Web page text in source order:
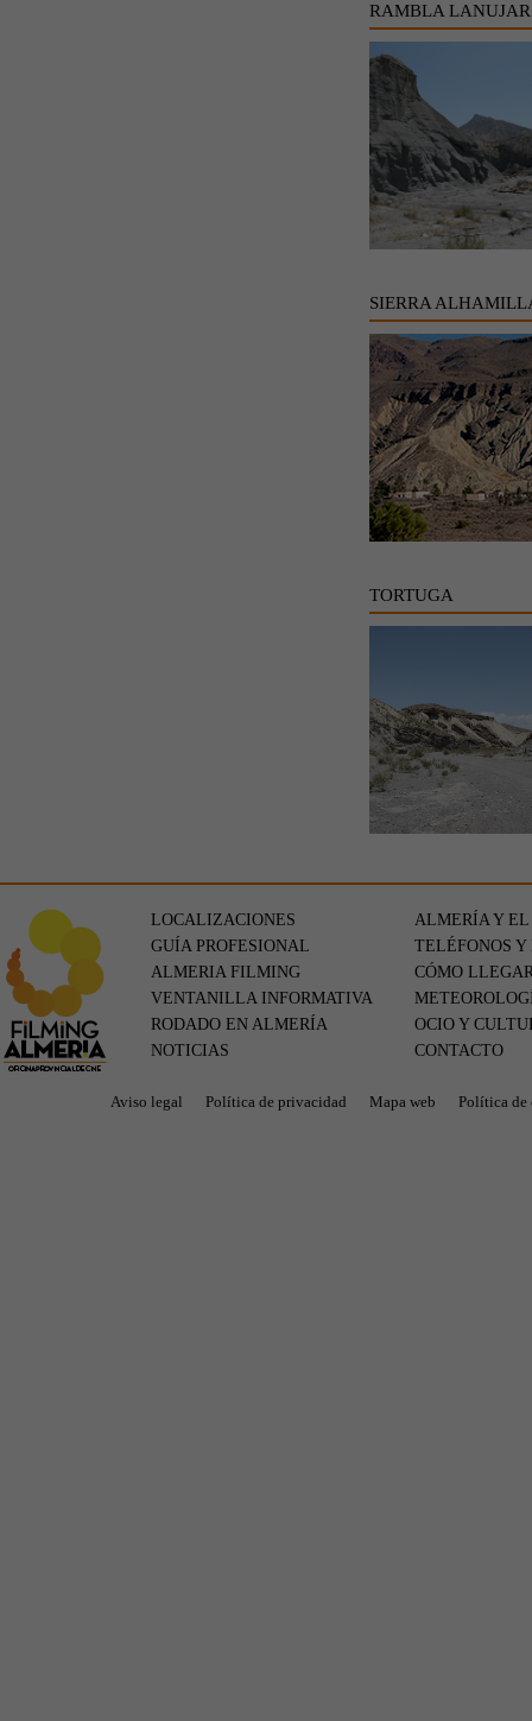
RAMBLA LANUJAR
SIERRA
TORTUGA
LOCALIZACIONES
GUÍA PROFESIONAL
ALMERIA FILMING
VENTANILLA INFORMATIVA
RODADO EN ALMERÍA
NOTICIAS
ALMERÍA Y EL
TELÉFONOS Y
CÓMO
OCIO Y
CONTACTO
Aviso legal Política de privacidad Mapa web Política de